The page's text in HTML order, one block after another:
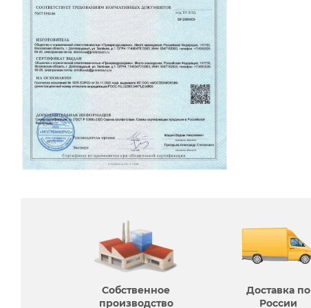
Собственное
производcтво
Доставка по
России